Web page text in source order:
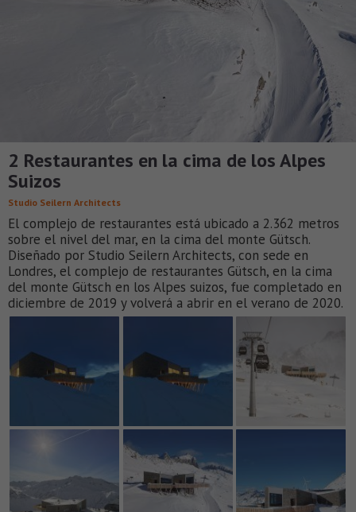
2 Restaurantes en la cima de los Alpes
Suizos
Studio Seilern Architects
El complejo de restaurantes está ubicado a 2.362 metros
sobre el nivel del mar, en la cima del monte Gütsch.
Diseñado por Studio Seilern Architects, con sede en
Londres, el complejo de restaurantes Gütsch, en la cima
del monte Gütsch en los Alpes suizos, fue completado en
diciembre de 2019 y volverá a abrir en el verano de 2020.